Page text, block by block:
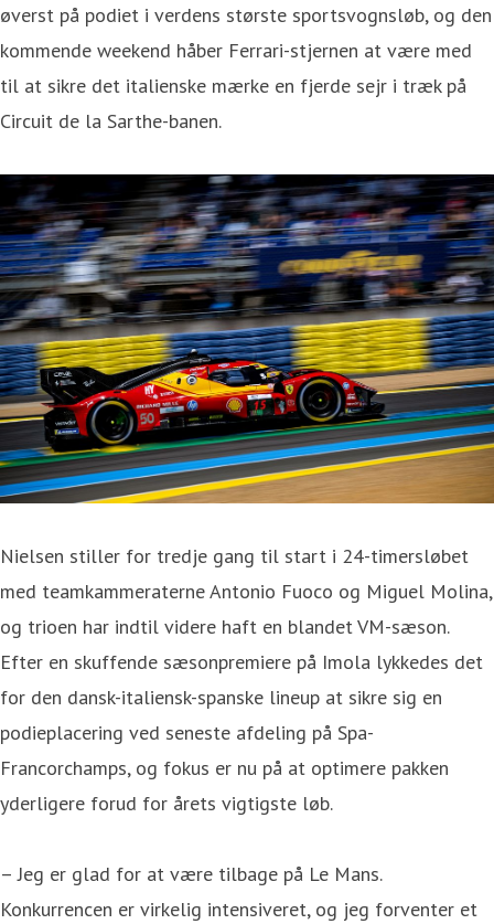
øverst på podiet i verdens største sportsvognsløb, og den
kommende weekend håber Ferrari-stjernen at være med
til at sikre det italienske mærke en fjerde sejr i træk på
Circuit de la Sarthe-banen.
Nielsen stiller for tredje gang til start i 24-timersløbet
med teamkammeraterne Antonio Fuoco og Miguel Molina,
og trioen har indtil videre haft en blandet VM-sæson.
Efter en skuffende sæsonpremiere på Imola lykkedes det
for den dansk-italiensk-spanske lineup at sikre sig en
podieplacering ved seneste afdeling på Spa-
Francorchamps, og fokus er nu på at optimere pakken
yderligere forud for årets vigtigste løb.
– Jeg er glad for at være tilbage på Le Mans.
Konkurrencen er virkelig intensiveret, og jeg forventer et